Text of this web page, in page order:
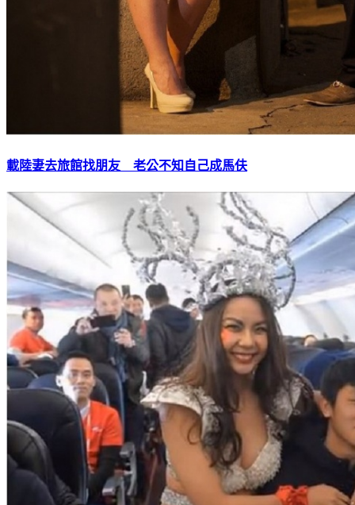
載陸妻去旅館找朋友 老公不知自己成馬伕